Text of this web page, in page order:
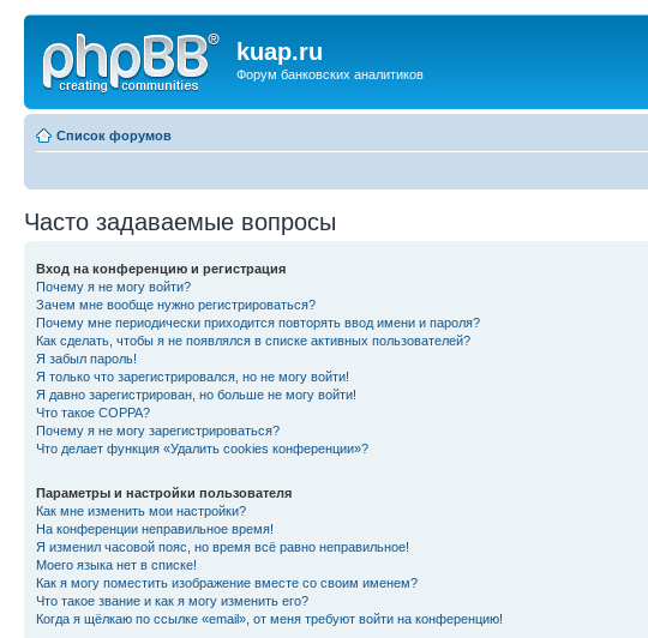
kuap.ru
Форум банковских аналитиков
Список форумов
Часто задаваемые вопросы
Вход на конференцию и регистрация
Почему я не могу войти?
Зачем мне вообще нужно регистрироваться?
Почему мне периодически приходится повторять ввод имени и пароля?
Как сделать, чтобы я не появлялся в списке активных пользователей?
Я забыл пароль!
Я только что зарегистрировался, но не могу войти!
Я давно зарегистрирован, но больше не могу войти!
Что такое COPPA?
Почему я не могу зарегистрироваться?
Что делает функция «Удалить cookies конференции»?
Параметры и настройки пользователя
Как мне изменить мои настройки?
На конференции неправильное время!
Я изменил часовой пояс, но время всё равно неправильное!
Моего языка нет в списке!
Как я могу поместить изображение вместе со своим именем?
Что такое звание и как я могу изменить его?
Когда я щёлкаю по ссылке «email», от меня требуют войти на конференцию!